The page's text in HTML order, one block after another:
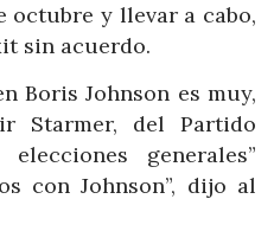
octubre y llevar a cabo,
sin acuerdo.
Boris Johnson es muy,
Starmer, del Partido
elecciones generales”
con Johnson”, dijo al